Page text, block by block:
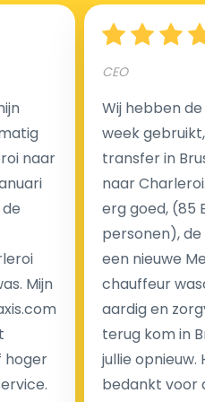
Hoeveel kost een
Een van de meest
luchthaventaxi's is een vast
tegenstelling tot
brengen wij u geen extra
nachtrit.
We hebben geen
wachttijd als uw vlucht
Kijk op onze website voor
transferkosten. Ons
mogelijke extra's die u kunt
krijgt is transparant voor
naar
Mijn
hoger
CEO
Wij hebben
week
transfer in
naar
erg goed, (85
personen),
een nieuwe
chauffeur
aardig en
terug kom in
jullie opnieuw.
bedankt voor